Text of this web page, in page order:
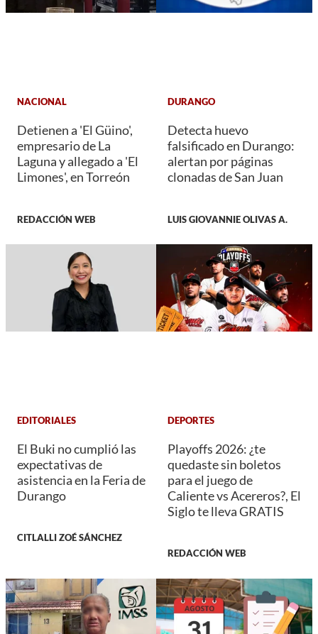
NACIONAL
Detienen a 'El Güino',
empresario de La
Laguna y allegado a 'El
Limones', en Torreón
REDACCIÓN WEB
DURANGO
Detecta huevo
falsificado en Durango:
alertan por páginas
clonadas de San Juan
LUIS GIOVANNIE OLIVAS A.
EDITORIALES
El Buki no cumplió las
expectativas de
asistencia en la Feria de
Durango
CITLALLI ZOÉ SÁNCHEZ
DEPORTES
Playoffs 2026: ¿te
quedaste sin boletos
para el juego de
Caliente vs Acereros?, El
Siglo te lleva GRATIS
REDACCIÓN WEB